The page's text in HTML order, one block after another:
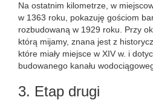
Na ostatnim kilometrze, w
w 1363 roku, pokazuję gościom
rozbudowaną w 1929 roku. Przy
którą mijamy, znana jest z
które miały miejsce w XIV w. i
budowanego kanału
3. Etap drugi